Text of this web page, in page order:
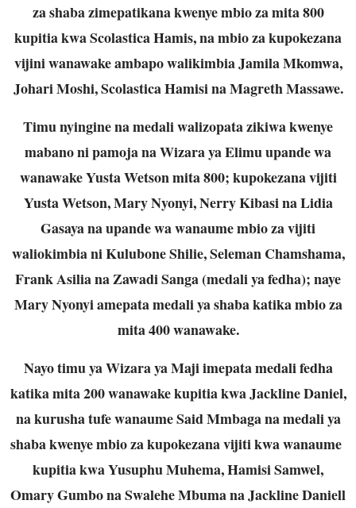
za shaba zimepatikana kwenye mbio za mita 800
kupitia kwa Scolastica Hamis, na mbio za kupokezana
vijini wanawake ambapo walikimbia Jamila Mkomwa,
Johari Moshi, Scolastica Hamisi na Magreth Massawe.
Timu nyingine na medali walizopata zikiwa kwenye
mabano ni pamoja na Wizara ya Elimu upande wa
wanawake Yusta Wetson mita 800; kupokezana vijiti
Yusta Wetson, Mary Nyonyi, Nerry Kibasi na Lidia
Gasaya na upande wa wanaume mbio za vijiti
waliokimbia ni Kulubone Shilie, Seleman Chamshama,
Frank Asilia na Zawadi Sanga (medali ya fedha); naye
Mary Nyonyi amepata medali ya shaba katika mbio za
mita 400 wanawake.
Nayo timu ya Wizara ya Maji imepata medali fedha
katika mita 200 wanawake kupitia kwa Jackline Daniel,
na kurusha tufe wanaume Said Mmbaga na medali ya
shaba kwenye mbio za kupokezana vijiti kwa wanaume
kupitia kwa Yusuphu Muhema, Hamisi Samwel,
Omary Gumbo na Swalehe Mbuma na Jackline Daniell